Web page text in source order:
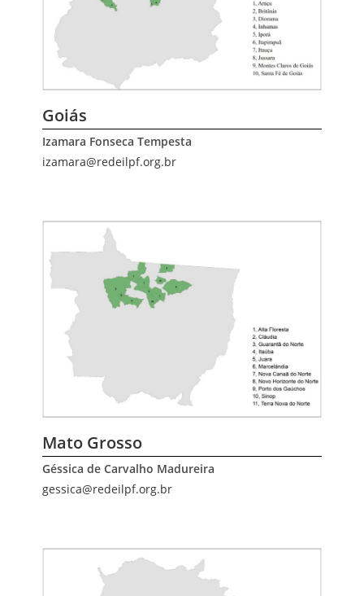
Goiás
Izamara Fonseca Tempesta
izamara@redeilpf.org.br
Mato Grosso
Géssica de Carvalho Madureira
gessica@redeilpf.org.br